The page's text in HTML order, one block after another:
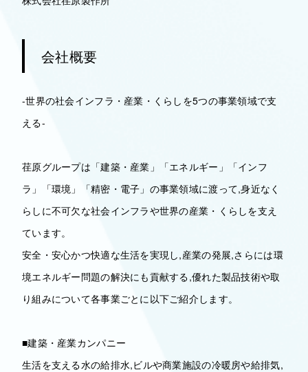
会社概要
-世界の社会インフラ・産業・くらしを5つの事業領域で支
える-
荏原グループは「建築・産業」「エネルギー」「インフ
ラ」「環境」「精密・電子」の事業領域に渡って,身近なく
らしに不可欠な社会インフラや世界の産業・くらしを支え
ています。
安全・安心かつ快適な生活を実現し,産業の発展,さらには環
境エネルギー問題の解決にも貢献する,優れた製品技術や取
り組みについて各事業ごとに以下ご紹介します。
■建築・産業カンパニー
生活を支える水の給排水,ビルや商業施設の冷暖房や給排気,